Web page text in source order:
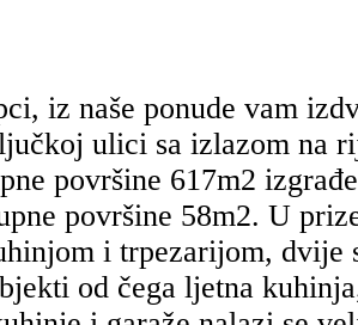
iz naše ponude vam
ulici sa izlazom na
površine 617m2
površine 58m2. U
i trpezarijom, dvije
od čega ljetna